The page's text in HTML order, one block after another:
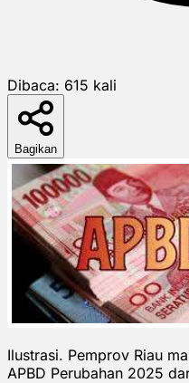
Dibaca: 615 kali
Bagikan
Ilustrasi. Pemprov Riau
APBD Perubahan 2025